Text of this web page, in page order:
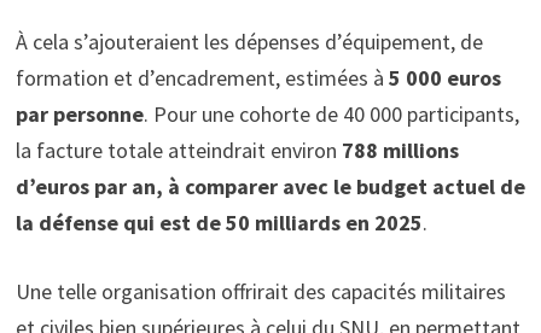
À cela s’ajouteraient les dépenses d’équipement, de
formation et d’encadrement, estimées à 5 000 euros
par personne. Pour une cohorte de 40 000 participants,
la facture totale atteindrait environ 788 millions
d’euros par an, à comparer avec le budget actuel de
la défense qui est de 50 milliards en 2025.
Une telle organisation offrirait des capacités militaires
et civiles bien supérieures à celui du SNU, en permettant